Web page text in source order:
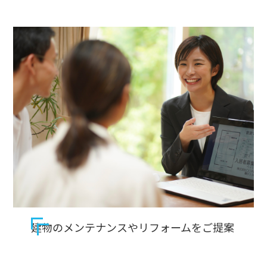
建物のメンテナンスやリフォームをご提案